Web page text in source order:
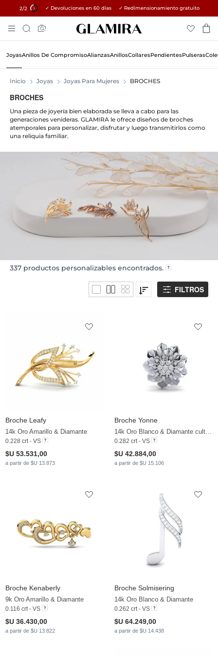
2/2 15% en todos los pedidos →
✓ Devoluciones en 60 días ✓ Redimensionamiento gratuito
To
Content
Búsqueda
JoyasAnillos De CompromisoAlianzasAnillosCollaresPendientesPulseras
Inicio Joyas Joyas Para Mujeres BROCHES
BROCHES
Una pieza de joyería bien elaborada se lleva a cabo para las
generaciones venideras. GLAMIRA le ofrece diseños de broches
atemporales para personalizar, disfrutar y luego transmitirlos como
una reliquia familiar.
337 productos personalizables encontrados.
FILTROS
Broche Leafy
14k Oro Amarillo & Diamante
0.228 crt - VS
$U 53.531,00
a partir de $U 13.873
Broche Yonne
14k Oro Blanco & Diamante cultivado en laboratorio
0.282 crt - VS
$U 42.884,00
a partir de $U 15.106
Broche Kenaberly
9k Oro Amarillo & Diamante
0.116 crt - VS
$U 36.430,00
a partir de $U 13.822
Broche Solmisering
14k Oro Blanco & Diamante
0.262 crt - VS
$U 64.249,00
a partir de $U 14.438